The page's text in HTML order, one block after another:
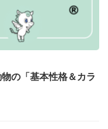
の「基本性格＆カラ